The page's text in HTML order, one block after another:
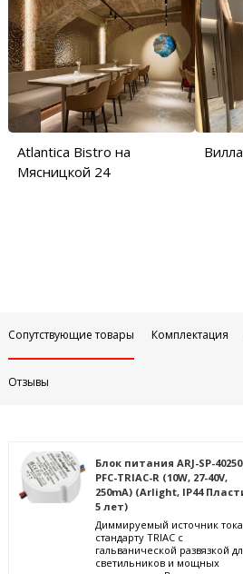
Atlantica Bistro на
Мясницкой 24
Сопутствующие товары Комплектация
Отзывы
Блок питания ARJ-SP-
PFC-TRIAC-R (10W, 27-40V,
250mA) (Arlight, IP44
5 лет)
Диммируемый источник
стандарту TRIAC с
гальванической развязкой
светильников и мощных